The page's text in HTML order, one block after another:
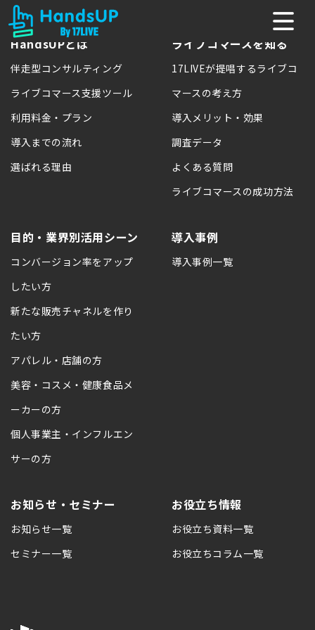
HandsUPとは
伴走型コンサルティング
ライブコマース支援ツール
利用料金・プラン
導入までの流れ
選ばれる理由
ライブコマースを知る
17LIVEが提唱するライブコ
マースの考え方
導入メリット・効果
調査データ
よくある質問
ライブコマースの成功方法
目的・業界別活用シーン
コンバージョン率をアップ
したい方
新たな販売チャネルを作り
たい方
アパレル・店舗の方
美容・コスメ・健康食品メ
ーカーの方
個人事業主・インフルエン
サーの方
導入事例
導入事例一覧
お知らせ・セミナー
お知らせ一覧
セミナー一覧
お役立ち情報
お役立ち資料一覧
お役立ちコラム一覧